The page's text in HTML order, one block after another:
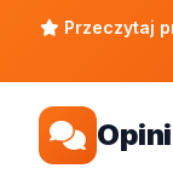
Przeczytaj